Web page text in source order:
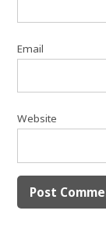
Email
Website